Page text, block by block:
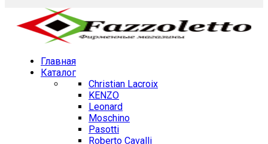
Главная
Каталог
Christian Lacroix
KENZO
Leonard
Moschino
Pasotti
Roberto Cavalli